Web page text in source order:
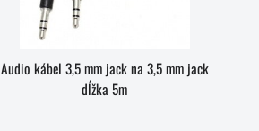
Audio kábel 3,5 mm jack na 3,5 mm jack
dĺžka 5m